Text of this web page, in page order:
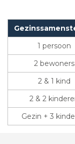
1 persoon
2 bewoners
2 & 1 kind
2 & 2
Gezin + 3